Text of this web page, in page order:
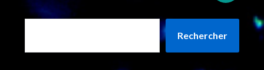
Rechercher